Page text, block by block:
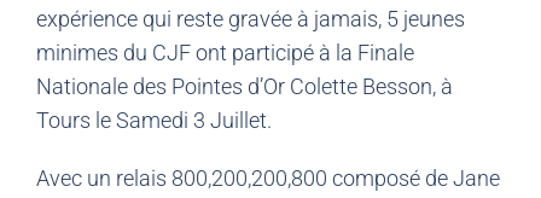
expérience qui reste gravée à jamais, 5 jeunes
minimes du CJF ont participé à la Finale
Nationale des Pointes d’Or Colette Besson, à
Tours le Samedi 3 Juillet.
Avec un relais 800,200,200,800 composé de Jane